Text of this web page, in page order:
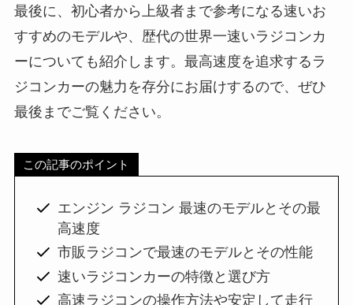
最後に、初心者から上級者まで参考になる速いお
すすめのモデルや、歴代の世界一速いラジコンカ
ーについても紹介します。最高速度を追求するラ
ジコンカーの魅力を存分にお届けするので、ぜひ
最後までご覧ください。
この記事のポイント
エンジン ラジコン 最速のモデルとその最
高速度
市販ラジコンで最速のモデルとその性能
速いラジコンカーの特徴と選び方
高速ラジコンの操作方法や安定して走行